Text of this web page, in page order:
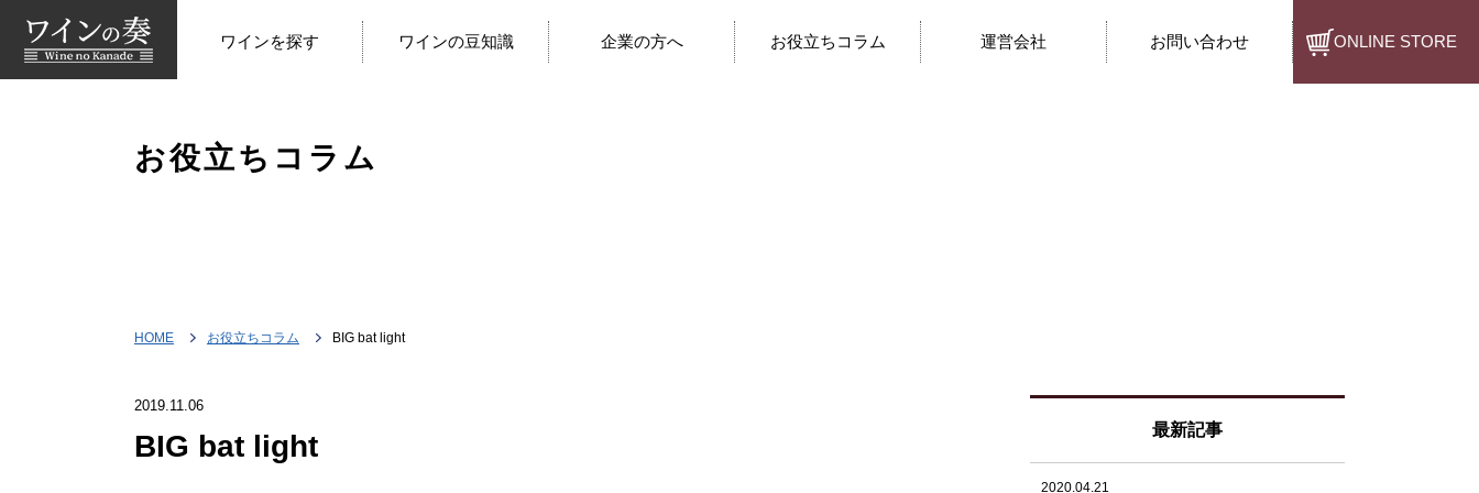
ワインを探す ワインの豆知識 企業の方へ お役立ちコラム 運営会社 お問い合わせ ONLINE STORE
お役立ちコラム
HOME お役立ちコラム BIG bat light
2019.11.06
BIG bat light 最新記事
2020.04.21